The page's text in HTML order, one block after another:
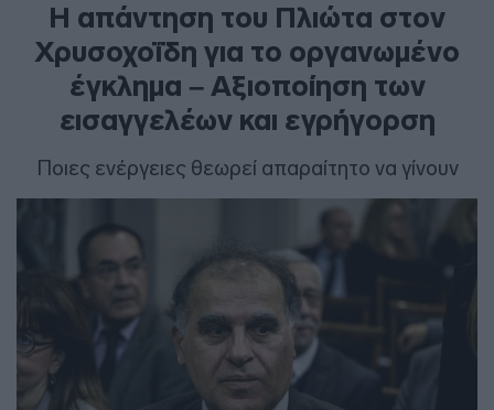
Η απάντηση του Πλιώτα στον
Χρυσοχοΐδη για το οργανωμένο
έγκλημα – Αξιοποίηση των
εισαγγελέων και εγρήγορση
Ποιες ενέργειες θεωρεί απαραίτητο να γίνουν